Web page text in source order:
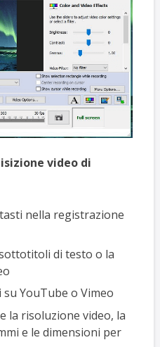
video di
nella registrazione
di testo o la
YouTube o Vimeo
la risoluzione video, la
e le dimensioni per